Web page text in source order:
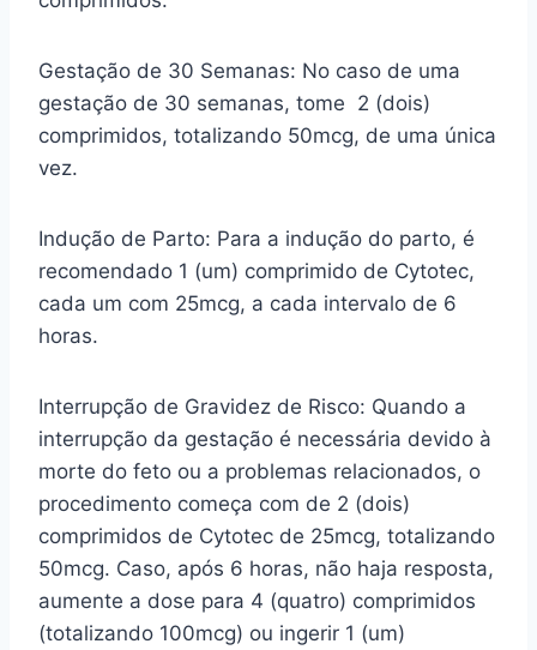
Gestação de 30 Semanas: No caso de uma
gestação de 30 semanas, tome 2 (dois)
comprimidos, totalizando 50mcg, de uma única
vez.
Indução de Parto: Para a indução do parto, é
recomendado 1 (um) comprimido de Cytotec,
cada um com 25mcg, a cada intervalo de 6
horas.
Interrupção de Gravidez de Risco: Quando a
interrupção da gestação é necessária devido à
morte do feto ou a problemas relacionados, o
procedimento começa com de 2 (dois)
comprimidos de Cytotec de 25mcg, totalizando
50mcg. Caso, após 6 horas, não haja resposta,
aumente a dose para 4 (quatro) comprimidos
(totalizando 100mcg) ou ingerir 1 (um)